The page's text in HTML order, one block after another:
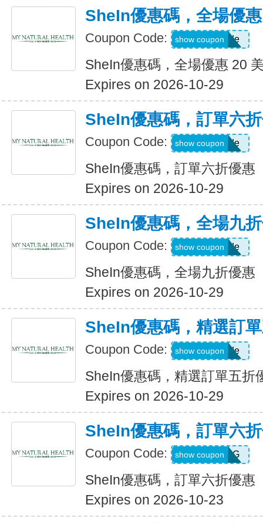
SheIn優惠碼，全場優
Coupon Code: Show Code
show coupon
SheIn優惠碼，全場優惠 20
Expires on 2026-10-29
SheIn優惠碼，訂單六
Coupon Code: Show Code
show coupon
SheIn優惠碼，訂單六折優惠
Expires on 2026-10-29
SheIn優惠碼，全場九
Coupon Code: Show Code
show coupon
SheIn優惠碼，全場九折優惠
Expires on 2026-10-29
SheIn優惠碼，精選訂
Coupon Code: Show Code
show coupon
SheIn優惠碼，精選訂單五折
Expires on 2026-10-29
SheIn優惠碼，訂單六
Coupon Code: T5K539G
show coupon
SheIn優惠碼，訂單六折優惠
Expires on 2026-10-23